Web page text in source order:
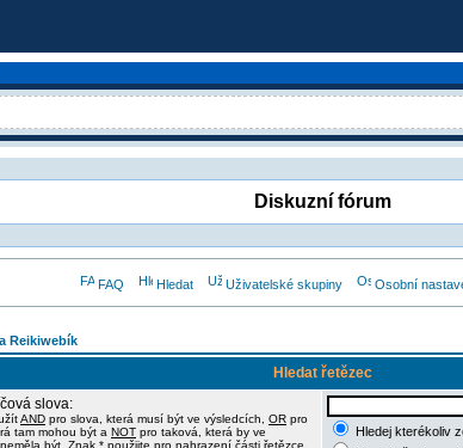
Diskuzní fórum
FAQ Hledat Uživatelské skupiny Osobní
Reikiwebík
Hledat řetězec
slova:
AND pro slova, která musí být ve výsledcích, OR pro
tam mohou být a NOT pro taková, která by ve
být. Znak * použijte pro nahrazení části řetězce
Hledej kterékoliv